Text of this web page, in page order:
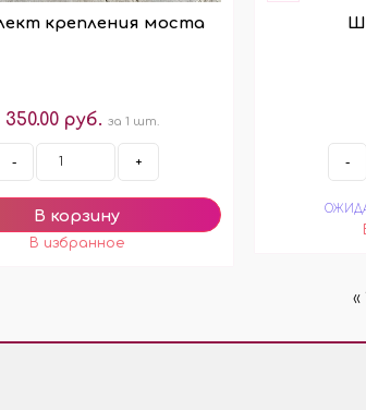
крепления моста
350.00 руб. за 1 шт.
- + -
«